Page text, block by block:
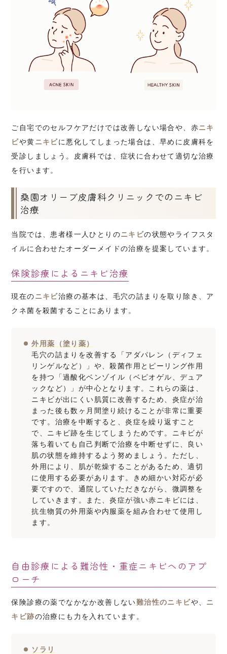
ご自宅でのセルフケアだけでは改善しない場合や、赤ニキ
ビや黄ニキビに悪化してしまった場合は、早めに皮膚科を
受診しましょう。皮膚科では、症状に合わせて適切な治療
を行います。
桑園オリーブ皮膚科クリニックでのニキビ
治療
当院では、患者様一人ひとりのニキビの状態やライフスタ
イルに合わせたオーダーメイドの治療を提案しています。
保険診療によるニキビ治療
現在のニキビ治療の基本は、毛穴の詰まりを取り除き、ア
クネ菌を殺菌することにあります。
外用薬（塗り薬）
毛穴の詰まりを改善する「アダパレン（ディフェ
リンゲルなど）」や、殺菌作用とピーリング作用
を持つ「過酸化ベンゾイル（ベピオゲル、デュア
ックなど）」が中心となります。これらの薬は、
ニキビが出にくい肌質に改善するため、炎症が治
まった後も数ヶ月間塗り続けることが非常に重要
です。治療を中断すると、炎症を繰り返すこと
で、ニキビ跡を生じてしまうためです。ニキビが
落ち着いても自己判断で治療を中断せずに、良い
肌の状態を維持するよう努めましょう。ただし、
外用により、肌が乾燥することがあるため、適切
に使用する必要があります。きめ細かい対応が必
要ですので、通院していただきながら、微調整を
していきます。また、炎症が強い赤ニキビには、
抗生物質の外用薬や内服薬を組み合わせて使用し
ます。
自由診療による難治性・重症ニキビへのアプ
ローチ
保険診療の薬でなかなか改善しない難治性のニキビや、 ニ
キビ跡の治療にも力を入れています。
ソラリ